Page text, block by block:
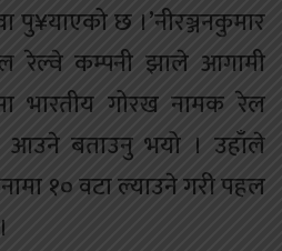
पु¥याएको छ ।’नीरञ्जनकुमार
रेल्वे कम्पनी झाले आगामी
भारतीय गोरख नामक रेल
आउने बताउनु भयो । उहाँले
१० वटा ल्याउने गरी पहल